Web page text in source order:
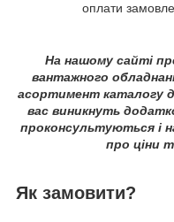
оплати
На нашому сайті
вантажного
асортимент каталогу
вас виникнуть
проконсультуються і
про ціни
Як замовити?